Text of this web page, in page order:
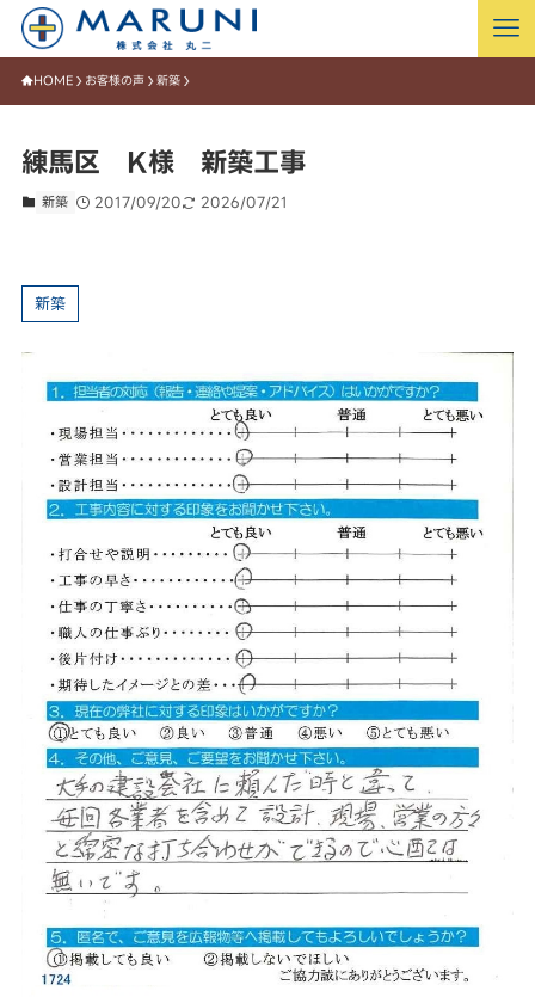
HOME お客様の声 新築
練馬区 K様 新築工事
新築 2017/09/20 2026/07/21
新築